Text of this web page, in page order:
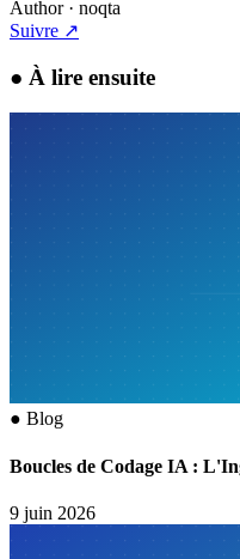
Author· noqta
Suivre ↗
● À lire ensuite
● Blog
Boucles de Codage IA :
9 juin 2026